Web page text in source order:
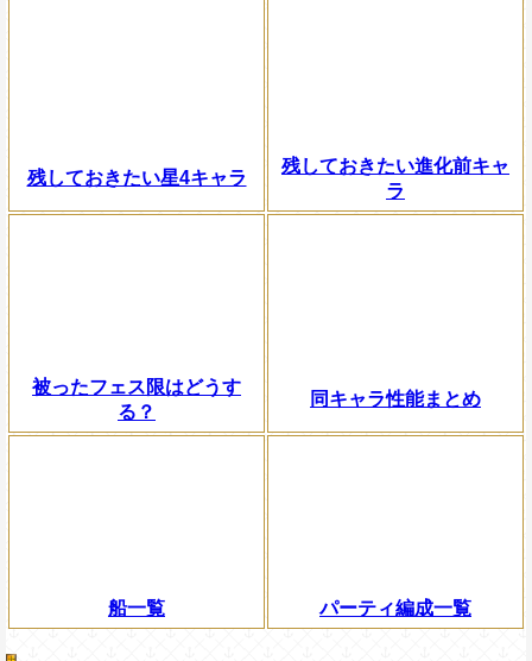
残しておきたい星4キャラ
残しておきたい進化前キャ
ラ
被ったフェス限はどうす
る？
同キャラ性能まとめ
船一覧 パーティ編成一覧